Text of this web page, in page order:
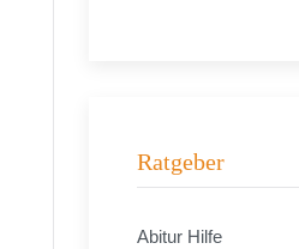
Ratgeber
Abitur Hilfe